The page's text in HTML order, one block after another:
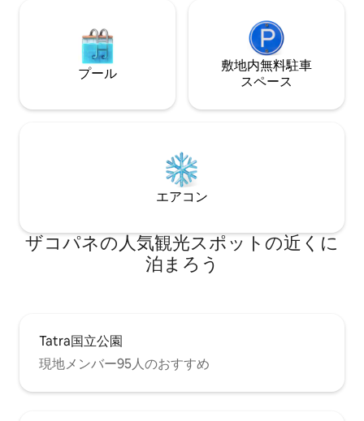
プール
敷地内無料駐⁠車
ス⁠ペ⁠ー⁠ス
エアコン
ザコパネの人気観光スポットの近くに
泊まろう
Tatra国立公園
現地メンバー95人のおすすめ